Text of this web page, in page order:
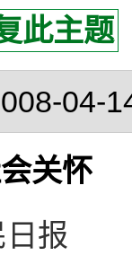
此主题
04-
关怀
报